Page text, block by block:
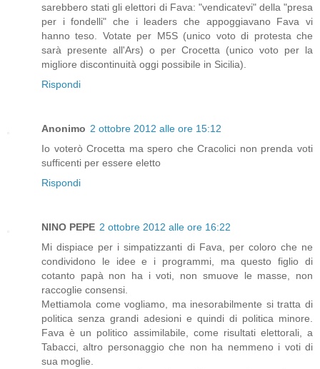
sarebbero stati gli elettori di Fava: "vendicatevi" della "presa
per i fondelli" che i leaders che appoggiavano Fava vi
hanno teso. Votate per M5S (unico voto di protesta che
sarà presente all'Ars) o per Crocetta (unico voto per la
migliore discontinuità oggi possibile in Sicilia).
Rispondi
Anonimo 2 ottobre 2012 alle ore 15:12
Io voterò Crocetta ma spero che Cracolici non prenda voti
sufficenti per essere eletto
Rispondi
NINO PEPE 2 ottobre 2012 alle ore 16:22
Mi dispiace per i simpatizzanti di Fava, per coloro che ne
condividono le idee e i programmi, ma questo figlio di
cotanto papà non ha i voti, non smuove le masse, non
raccoglie consensi.
Mettiamola come vogliamo, ma inesorabilmente si tratta di
politica senza grandi adesioni e quindi di politica minore.
Fava è un politico assimilabile, come risultati elettorali, a
Tabacci, altro personaggio che non ha nemmeno i voti di
sua moglie.